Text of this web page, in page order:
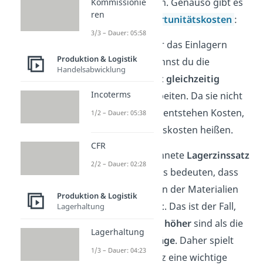
aber auch
Opportunitätskosten :
Wenn du dich für das Einlagern
entscheidest, kannst du die
Materialien
nicht gleichzeitig
woanders verarbeiten. Da sie nicht
genutzt werden, entstehen Kosten,
die Opportunitätskosten heißen.
Wenn der berechnete Lagerzinssatz
hoch
ist, kann das bedeuten, dass
sich das Einlagern der Materialien
nicht
lohnt. Das ist der Fall,
Kosten höhersind als die
erwarteten Erträge. Daher spielt
der Lagerzinssatz eine wichtige
ren
3/3 – Dauer: 05:58
Produktion & Logistik
Handelsabwicklung
Incoterms
1/2 – Dauer: 05:38
CFR
2/2 – Dauer: 02:28
Produktion & Logistik
Lagerhaltung
Lagerhaltung
1/3 – Dauer: 04:23